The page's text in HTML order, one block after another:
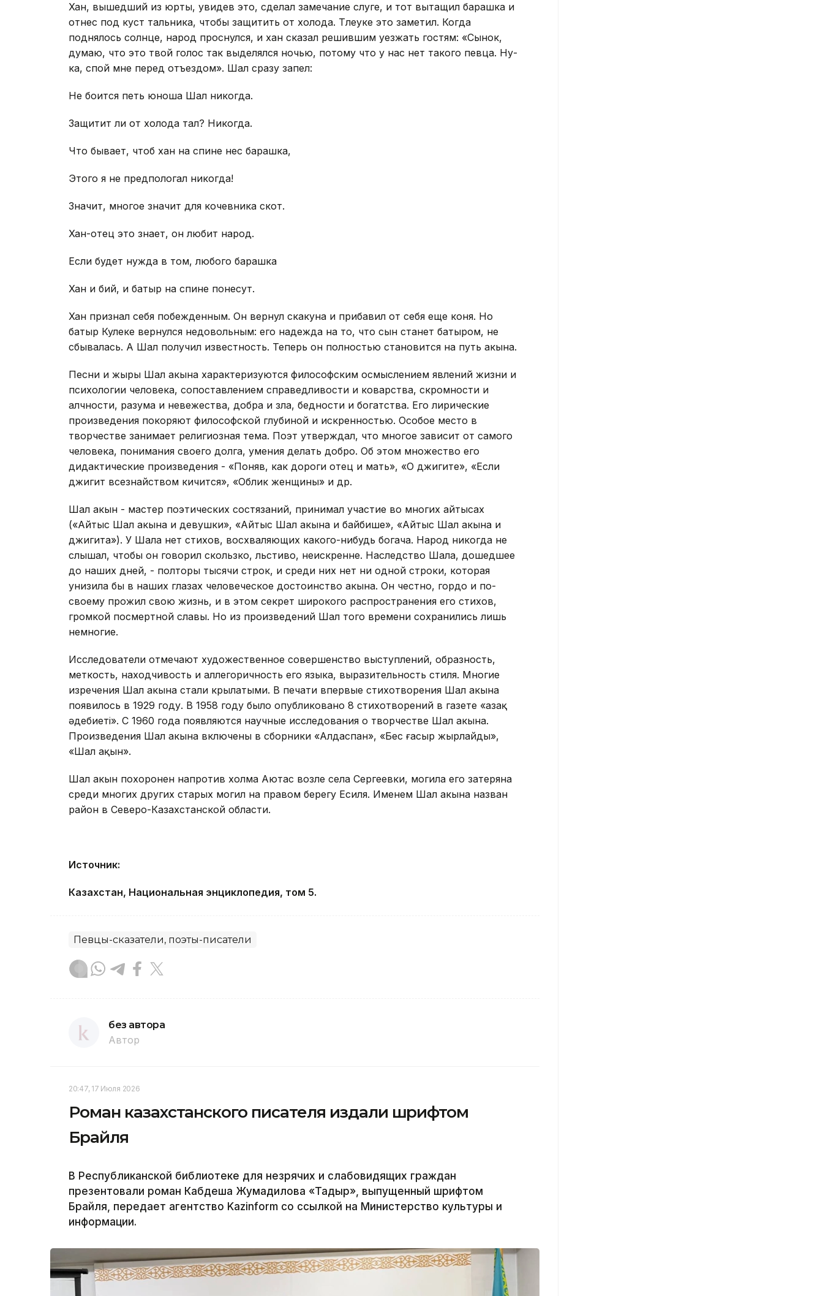
Хан, вышедший из юрты, увидев это, сделал замечание слуге, и тот вытащил барашка и
отнес под куст тальника, чтобы защитить от холода. Тлеуке это заметил. Когда
поднялось солнце, народ проснулся, и хан сказал решившим уезжать гостям: «Сынок,
думаю, что это твой голос так выделялся ночью, потому что у нас нет такого певца. Ну-
ка, спой мне перед отъездом». Шал сразу запел:
Не боится петь юноша Шал никогда.
Защитит ли от холода тал? Никогда.
Что бывает, чтоб хан на спине нес барашка,
Этого я не предпологал никогда!
Значит, многое значит для кочевника скот.
Хан-отец это знает, он любит народ.
Если будет нужда в том, любого барашка
Хан и бий, и батыр на спине понесут.
Хан признал себя побежденным. Он вернул скакуна и прибавил от себя еще коня. Но
батыр Кулеке вернулся недовольным: его надежда на то, что сын станет батыром, не
сбывалась. А Шал получил известность. Теперь он полностью становится на путь акына.
Песни и жыры Шал акына характеризуются философским осмыслением явлений жизни и
психологии человека, сопоставлением справедливости и коварства, скромности и
алчности, разума и невежества, добра и зла, бедности и богатства. Его лирические
произведения покоряют философской глубиной и искренностью. Особое место в
творчестве занимает религиозная тема. Поэт утверждал, что многое зависит от самого
человека, понимания своего долга, умения делать добро. Об этом множество его
дидактические произведения - «Поняв, как дороги отец и мать», «О джигите», «Если
джигит всезнайством кичится», «Облик женщины» и др.
Шал акын - мастер поэтических состязаний, принимал участие во многих айтысах
(«Айтыс Шал акына и девушки», «Айтыс Шал акына и байбише», «Айтыс Шал акына и
джигита»). У Шала нет стихов, восхваляющих какого-нибудь богача. Народ никогда не
слышал, чтобы он говорил скользко, льстиво, неискренне. Наследство Шала, дошедшее
до наших дней, - полторы тысячи строк, и среди них нет ни одной строки, которая
унизила бы в наших глазах человеческое достоинство акына. Он честно, гордо и по-
своему прожил свою жизнь, и в этом секрет широкого распространения его стихов,
громкой посмертной славы. Но из произведений Шал того времени сохранились лишь
немногие.
Исследователи отмечают художественное совершенство выступлений, образность,
меткость, находчивость и аллегоричность его языка, выразительность стиля. Многие
изречения Шал акына стали крылатыми. В печати впервые стихотворения Шал акына
появилось в 1929 году. В 1958 году было опубликовано 8 стихотворений в газете «Қазақ
әдебиеті». С 1960 года появляются научные исследования о творчестве Шал акына.
Произведения Шал акына включены в сборники «Алдаспан», «Бес ғасыр жырлайды»,
«Шал ақын».
Шал акын похоронен напротив холма Аютас возле села Сергеевки, могила его затеряна
среди многих других старых могил на правом берегу Есиля. Именем Шал акына назван
район в Северо-Казахстанской области.
Источник:
Казахстан, Национальная энциклопедия, том 5.
Певцы-сказатели, поэты-писатели
без автора
Автор
20:47, 17 Июля 2026
Роман казахстанского писателя издали шрифтом
Брайля
В Республиканской библиотеке для незрячих и слабовидящих граждан
презентовали роман Кабдеша Жумадилова «Тағдыр», выпущенный шрифтом
Брайля, передает агентство Kazinform со ссылкой на Министерство культуры и
информации.